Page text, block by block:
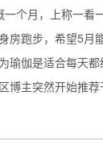
个月，上称一看
房跑步，希望5月
瑜伽是适合每天
博主突然开始推